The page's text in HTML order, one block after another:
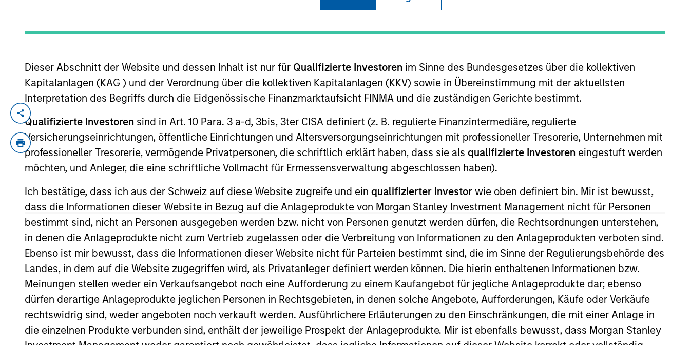
Dieser Abschnitt der Website und dessen Inhalt ist nur für Qualifizierte Investoren im Sinne des Bundesgesetzes über die kollektiven
Kapitalanlagen (KAG ) und der Verordnung über die kollektiven Kapitalanlagen (KKV) sowie in Übereinstimmung mit der aktuellsten
Interpretation des Begriffs durch die Eidgenössische Finanzmarktaufsicht FINMA und die zuständigen Gerichte bestimmt.
Qualifizierte Investoren sind in Art. 10 Para. 3 a-d, 3bis, 3ter CISA definiert (z. B. regulierte Finanzintermediäre, regulierte
Versicherungseinrichtungen, öffentliche Einrichtungen und Altersversorgungseinrichtungen mit professioneller Tresorerie, Unternehmen mit
professioneller Tresorerie, vermögende Privatpersonen, die schriftlich erklärt haben, dass sie als qualifizierte Investoren eingestuft werden
möchten, und Anleger, die eine schriftliche Vollmacht für Ermessensverwaltung abgeschlossen haben).
Ich bestätige, dass ich aus der Schweiz auf diese Website zugreife und ein qualifizierter Investor wie oben definiert bin. Mir ist bewusst,
dass die Informationen dieser Website in Bezug auf die Anlageprodukte von Morgan Stanley Investment Management nicht für Personen
bestimmt sind, nicht an Personen ausgegeben werden bzw. nicht von Personen genutzt werden dürfen, die Rechtsordnungen unterstehen,
in denen die Anlageprodukte nicht zum Vertrieb zugelassen oder die Verbreitung von Informationen zu den Anlageprodukten verboten sind.
Ebenso ist mir bewusst, dass die Informationen dieser Website nicht für Parteien bestimmt sind, die im Sinne der Regulierungsbehörde des
Landes, in dem auf die Website zugegriffen wird, als Privatanleger definiert werden können. Die hierin enthaltenen Informationen bzw.
Meinungen stellen weder ein Verkaufsangebot noch eine Aufforderung zu einem Kaufangebot für jegliche Anlageprodukte dar; ebenso
dürfen derartige Anlageprodukte jeglichen Personen in Rechtsgebieten, in denen solche Angebote, Aufforderungen, Käufe oder Verkäufe
rechtswidrig sind, weder angeboten noch verkauft werden. Ausführlichere Erläuterungen zu den Einschränkungen, die mit einer Anlage in
die einzelnen Produkte verbunden sind, enthält der jeweilige Prospekt der Anlageprodukte. Mir ist ebenfalls bewusst, dass Morgan Stanley
YEARS OF INDUSTRY EXPERIENCE
Seema R. Hingorani is a Managing Director, Senior Client Advisor, and member of the Operating Committee at Morgan Stanley
Investment Management (MSIM). She is also Chair of the Senior Advisory Board of Morgan Stanley Infrastructure Partners, a
Senior Sponsor of Investment Management’s Diversity Council and a member of Morgan Stanley’s Diversity and Inclusion Senior
Leaders Advisory Council. As part of the MSIM senior leadership team, Seema is focused on strategic client relationships,
investment talent development and diversity initiatives across the platform. Seema joined Morgan Stanley in 2019 and has 30
years of investment experience.
Seema is also the Founder and Chair of Girls Who Invest, a non-profit organization dedicated to increasing the number of women
in portfolio management and executive leadership in the asset management industry. Previously, Seema was the Founder and
Chief Investment Officer of SevenStep Capital, an opportunistic investment platform focused on seeding women portfolio
managers. Seema served until June 30, 2014 as Chief Investment Officer for the New York City Retirement Systems which had
assets of $160 billion. Previous to this appointment, Seema was Interim Chief Investment Officer and before that Head of Public
Equities & Hedge Funds for the pension funds. Under her leadership, the pension fund was named Hedge Fund Manager of the
Year -Large Public Pension Plans by Institutional Investor. Prior to Seema’s four years of public sector experience, she served as
Global Director of Fundamental Research at Pyramis Global Advisors; a Partner, Portfolio Manager and Senior Equity Analyst
with hedge fund Andor Capital Management; a Partner and Senior Equity Analyst at hedge fund Pequot Capital Management; Co-
founder of hedge fund Mirador Capital Management; and an Equity Analyst with T. Rowe Price.